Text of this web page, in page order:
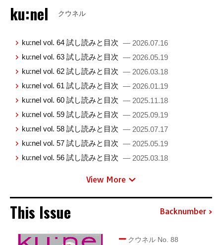
ku:nel クウネル
ku:nel vol. 64 試し読みと目次 — 2026.07.16
ku:nel vol. 63 試し読みと目次 — 2026.05.19
ku:nel vol. 62 試し読みと目次 — 2026.03.18
ku:nel vol. 61 試し読みと目次 — 2026.01.19
ku:nel vol. 60 試し読みと目次 — 2025.11.18
ku:nel vol. 59 試し読みと目次 — 2025.09.19
ku:nel vol. 58 試し読みと目次 — 2025.07.17
ku:nel vol. 57 試し読みと目次 — 2025.05.19
ku:nel vol. 56 試し読みと目次 — 2025.03.18
View More
This Issue Backnumber
クウネル No. 88